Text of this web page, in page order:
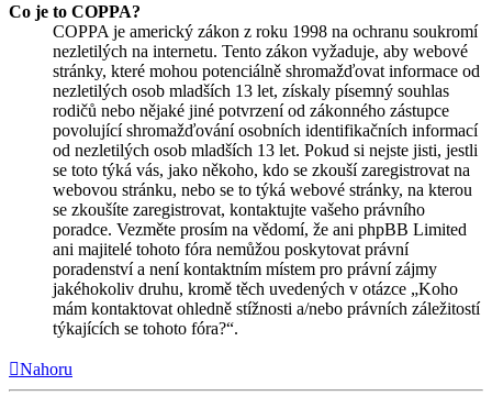
Co je to COPPA?
COPPA je americký zákon z roku 1998 na ochranu soukromí
nezletilých na internetu. Tento zákon vyžaduje, aby webové
stránky, které mohou potenciálně shromažďovat informace od
nezletilých osob mladších 13 let, získaly písemný souhlas
rodičů nebo nějaké jiné potvrzení od zákonného zástupce
povolující shromažďování osobních identifikačních informací
od nezletilých osob mladších 13 let. Pokud si nejste jisti, jestli
se toto týká vás, jako někoho, kdo se zkouší zaregistrovat na
webovou stránku, nebo se to týká webové stránky, na kterou
se zkoušíte zaregistrovat, kontaktujte vašeho právního
poradce. Vezměte prosím na vědomí, že ani phpBB Limited
ani majitelé tohoto fóra nemůžou poskytovat právní
poradenství a není kontaktním místem pro právní zájmy
jakéhokoliv druhu, kromě těch uvedených v otázce „Koho
mám kontaktovat ohledně stížnosti a/nebo právních záležitostí
týkajících se tohoto fóra?“.
Nahoru